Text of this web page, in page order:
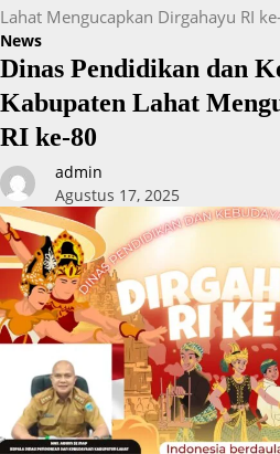
Lahat Mengucapkan Dirgahayu RI
News
Dinas Pendidikan dan
Kabupaten Lahat
RI ke-80
admin
Agustus 17, 2025